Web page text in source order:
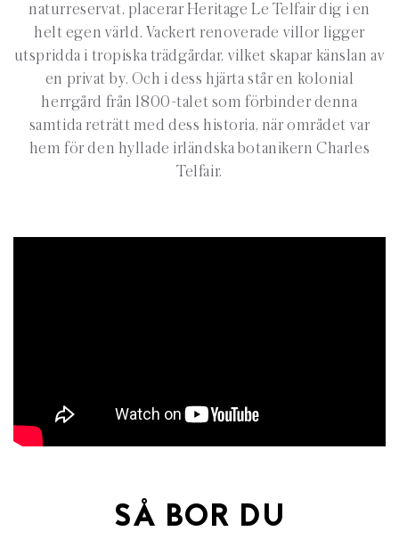
naturreservat, placerar Heritage Le Telfair dig i en
helt egen värld. Vackert renoverade villor ligger
utspridda i tropiska trädgårdar, vilket skapar känslan av
en privat by. Och i dess hjärta står en kolonial
herrgård från 1800-talet som förbinder denna
samtida reträtt med dess historia, när området var
hem för den hyllade irländska botanikern Charles
Telfair.
SÅ BOR DU